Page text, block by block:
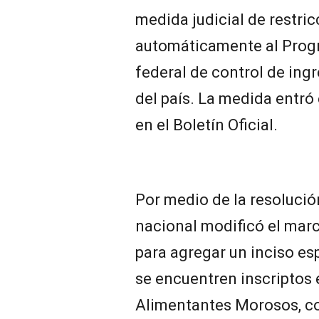
medida judicial de
automáticamente al
federal de control de
del país. La medida
en el Boletín Oficial.
Por medio de la
nacional modificó el
para agregar un inciso
se encuentren inscriptos
Alimentantes Morosos,